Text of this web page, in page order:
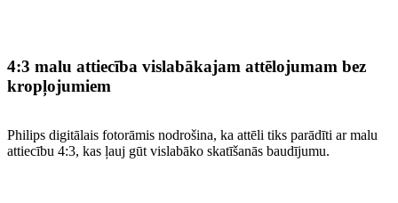
4:3 malu attiecība vislabākajam attēlojumam bez
kropļojumiem
Philips digitālais fotorāmis nodrošina, ka attēli tiks parādīti ar malu
attiecību 4:3, kas ļauj gūt vislabāko skatīšanās baudījumu.